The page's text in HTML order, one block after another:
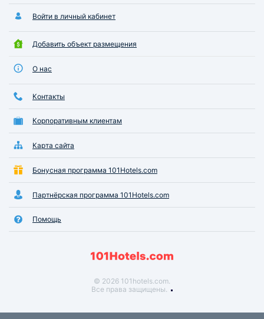
Войти в личный кабинет
Добавить объект размещения
О нас
Контакты
Корпоративным клиентам
Карта сайта
Бонусная программа 101Hotels.com
Партнёрская программа 101Hotels.com
Помощь
© 2026 101hotels.com.
Все права защищены.